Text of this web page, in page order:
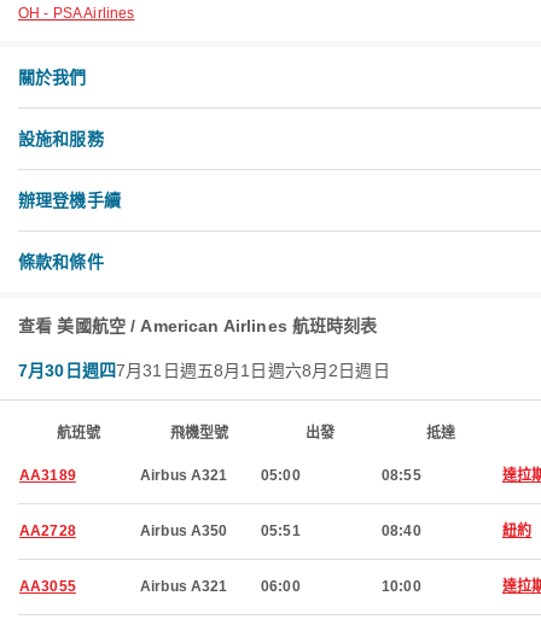
OH - PSA Airlines
關於我們
設施和服務
辦理登機手續
條款和條件
查看 美國航空 / American Airlines 航班時刻表
7月30日週四7月31日週五8月1日週六8月2日週日
航班號 飛機型號 出發 抵達
AA3189 Airbus A321 05:00 08:55 達拉
AA2728 Airbus A350 05:51 08:40 紐約
AA3055 Airbus A321 06:00 10:00 達拉